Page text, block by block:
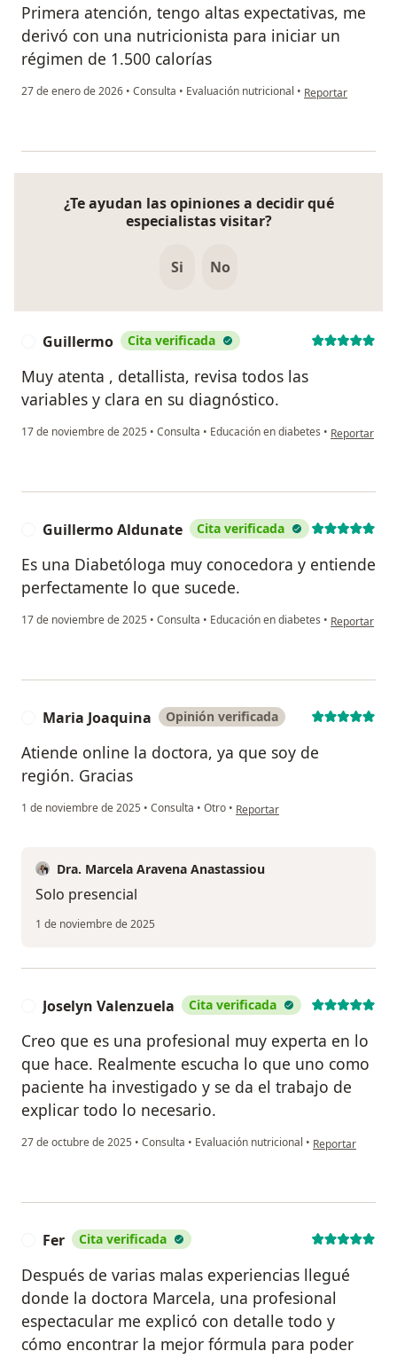
Primera atención, tengo altas expectativas, me
derivó con una nutricionista para iniciar un
régimen de 1.500 calorías
27 de enero de 2026 • Consulta • Evaluación nutricional • en opinión del
Reportar
¿Te ayudan las opiniones a decidir qué
especialistas visitar?
Si No
Guillermo Cita verificada
Muy atenta , detallista, revisa todos las
variables y clara en su diagnóstico.
17 de noviembre de 2025 • Consulta • Educación en diabetes • en opinión
Reportar
Guillermo Aldunate Cita verificada
Es una Diabetóloga muy conocedora y entiende
perfectamente lo que sucede.
17 de noviembre de 2025 • Consulta • Educación en diabetes • en opinión
Reportar
Maria Joaquina Opinión verificada
Atiende online la doctora, ya que soy de
región. Gracias
1 de noviembre de 2025 • Consulta • Otro • en opinión del usuario Maria
Reportar
Dra. Marcela Aravena Anastassiou
Solo presencial
1 de noviembre de 2025
Joselyn Valenzuela Cita verificada
Creo que es una profesional muy experta en lo
que hace. Realmente escucha lo que uno como
paciente ha investigado y se da el trabajo de
explicar todo lo necesario.
27 de octubre de 2025 • Consulta • Evaluación nutricional • en opinión del
Reportar
Fer Cita verificada
Después de varias malas experiencias llegué
donde la doctora Marcela, una profesional
espectacular me explicó con detalle todo y
cómo encontrar la mejor fórmula para poder